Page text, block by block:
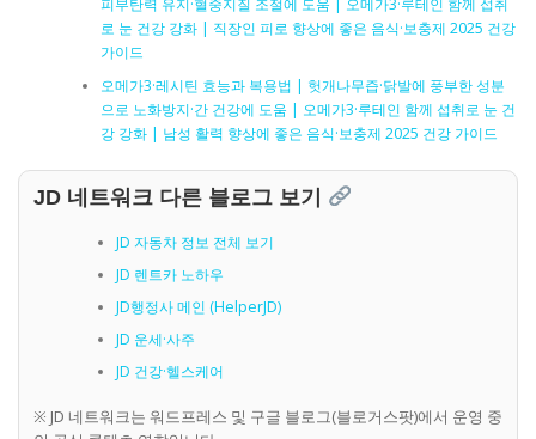
피부탄력 유지·혈중지질 조절에 도움 | 오메가3·루테인 함께 섭취
로 눈 건강 강화 | 직장인 피로 향상에 좋은 음식·보충제 2025 건강
가이드
오메가3·레시틴 효능과 복용법 | 헛개나무즙·닭발에 풍부한 성분
으로 노화방지·간 건강에 도움 | 오메가3·루테인 함께 섭취로 눈 건
강 강화 | 남성 활력 향상에 좋은 음식·보충제 2025 건강 가이드
JD 네트워크 다른 블로그 보기
JD 자동차 정보 전체 보기
JD 렌트카 노하우
JD행정사 메인 (HelperJD)
JD 운세·사주
JD 건강·헬스케어
※ JD 네트워크는 워드프레스 및 구글 블로그(블로거스팟)에서 운영 중